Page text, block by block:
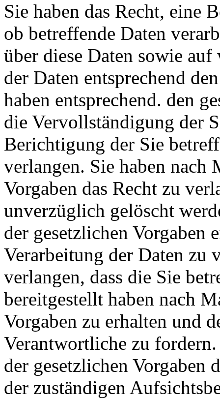
Sie haben das Recht, eine
ob betreffende Daten
über diese Daten sowie
der Daten entsprechend
haben entsprechend. den
die Vervollständigung der
Berichtigung der Sie
verlangen. Sie haben nach
Vorgaben das Recht zu
unverzüglich gelöscht
der gesetzlichen Vorgaben
Verarbeitung der Daten zu
verlangen, dass die Sie
bereitgestellt haben nach
Vorgaben zu erhalten und
Verantwortliche zu
der gesetzlichen Vorgaben
der zuständigen